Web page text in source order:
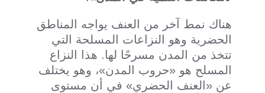
هناك نمط آخر من العنف يواجه المناطق
الحضرية وهو النزاعات المسلحة التي
تتخذ من المدن مسرحًا لها. هذا النزاع
المسلح هو «حروب المدن»، وهو يختلف
عن «العنف الحضري» في أن مستوى